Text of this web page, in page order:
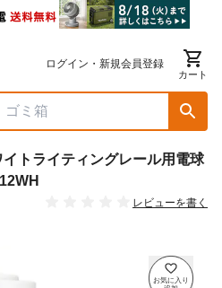
ログイン・新規会員登録
カート
トライティングレール用電球
レビューを書く